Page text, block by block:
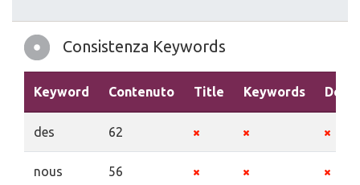
Consistenza Keywords
Keyword Contenuto Title Keywords
des 62
nous 56